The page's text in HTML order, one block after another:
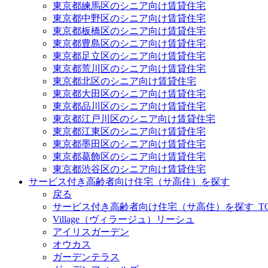
東京都練馬区のシニア向け賃貸住宅
東京都中野区のシニア向け賃貸住宅
東京都板橋区のシニア向け賃貸住宅
東京都豊島区のシニア向け賃貸住宅
東京都足立区のシニア向け賃貸住宅
東京都荒川区のシニア向け賃貸住宅
東京都北区のシニア向け賃貸住宅
東京都大田区のシニア向け賃貸住宅
東京都品川区のシニア向け賃貸住宅
東京都江戸川区のシニア向け賃貸住宅
東京都江東区のシニア向け賃貸住宅
東京都墨田区のシニア向け賃貸住宅
東京都葛飾区のシニア向け賃貸住宅
東京都渋谷区のシニア向け賃貸住宅
サービス付き高齢者向け住宅（サ高住）を探す
戻る
サービス付き高齢者向け住宅（サ高住）を探す
Village（ヴィラージュ）リーシュ
アイリスガーデン
オウカス
ガーデンテラス